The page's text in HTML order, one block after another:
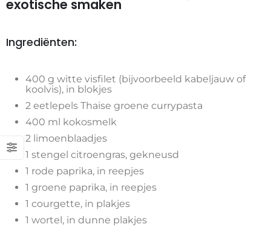
exotische smaken
Ingrediënten:
400 g witte visfilet (bijvoorbeeld kabeljauw of
koolvis), in blokjes
2 eetlepels Thaise groene currypasta
400 ml kokosmelk
2 limoenblaadjes
1 stengel citroengras, gekneusd
1 rode paprika, in reepjes
1 groene paprika, in reepjes
1 courgette, in plakjes
1 wortel, in dunne plakjes